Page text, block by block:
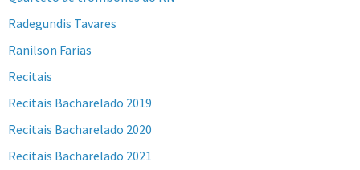
Radegundis Tavares
Ranilson Farias
Recitais
Recitais Bacharelado 2019
Recitais Bacharelado 2020
Recitais Bacharelado 2021